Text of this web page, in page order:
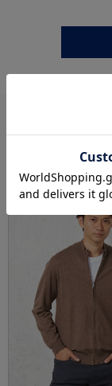
SALE OUTLET